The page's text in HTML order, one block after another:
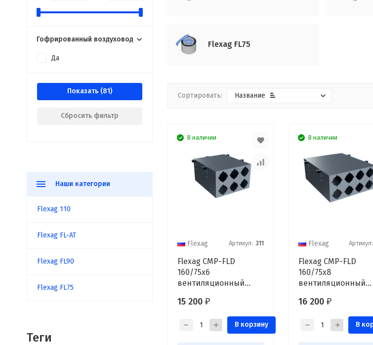
Flexag FL75
Сортировать: Название
В наличии
Flexag Артикул: 311
Flexag CMP-FLD
160/75x6
вентиляционный
6/10 выходов FLD
15 200 ₽
В корзину
В наличии
Flexag Артикул:
Flexag CMP-FLD
160/75x8
вентиляционный
8/12 выходов FLD
16 200 ₽
В
Гофрированный воздуховод
Да
Показать
Сбросить фильтр
Наши категории
Flexag 110
Flexag FL-AT
Flexag FL90
Flexag FL75
Теги